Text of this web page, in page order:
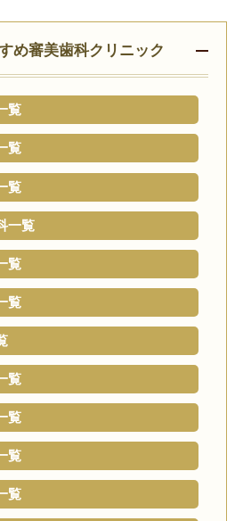
め審美歯科クリニック
覧
覧
覧
一覧
覧
覧
覧
覧
覧
覧